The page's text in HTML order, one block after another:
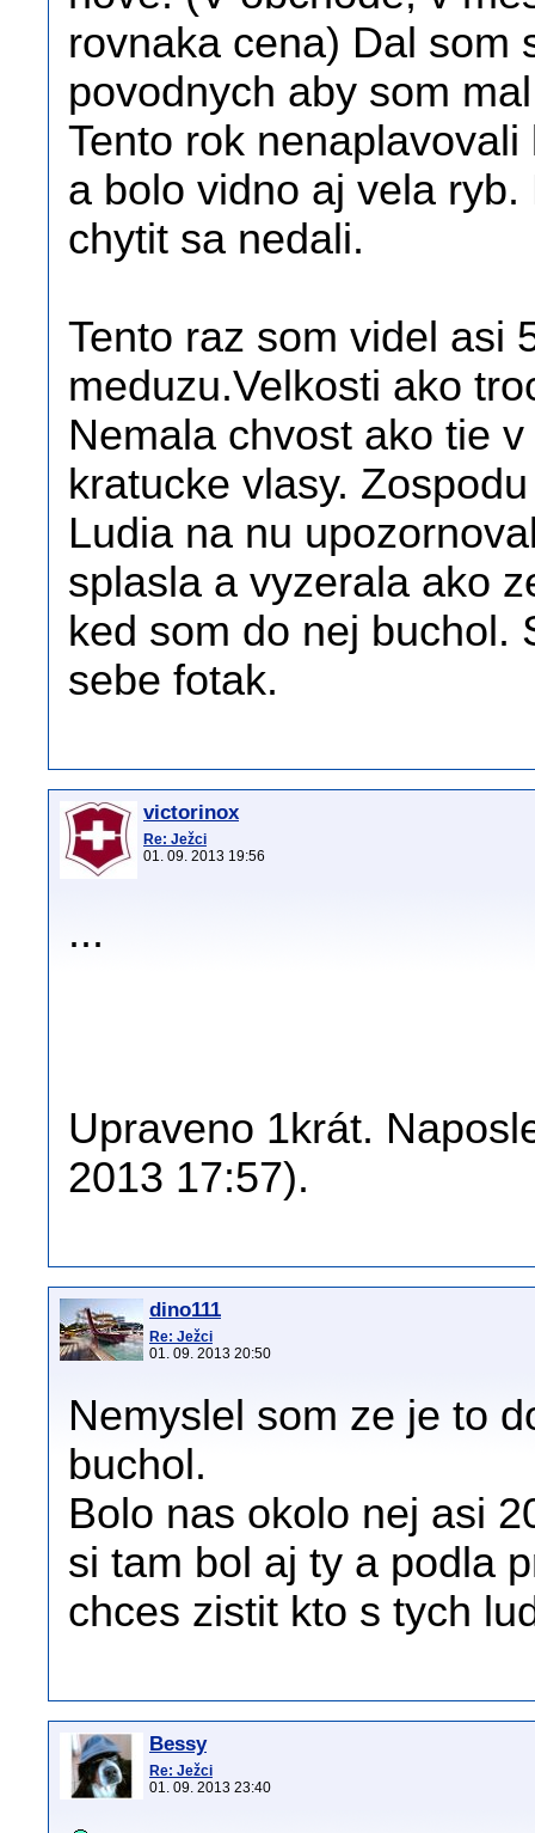
rovnaka cena) Dal som
povodnych aby som
Tento rok
a bolo vidno aj vela
chytit sa nedali.
Tento raz som videl asi
meduzu.Velkosti ako
Nemala chvost ako tie
kratucke vlasy.
Ludia na nu
splasla a vyzerala ako
ked som do nej buchol.
sebe fotak.
victorinox
Re: Ježci
01. 09. 2013 19:56
...
Upraveno 1krát.
2013 17:57).
dino111
Re: Ježci
01. 09. 2013 20:50
Nemyslel som ze je to
buchol.
Bolo nas okolo nej asi
si tam bol aj ty a podla
chces zistit kto s tych
Bessy
Re: Ježci
01. 09. 2013 23:40